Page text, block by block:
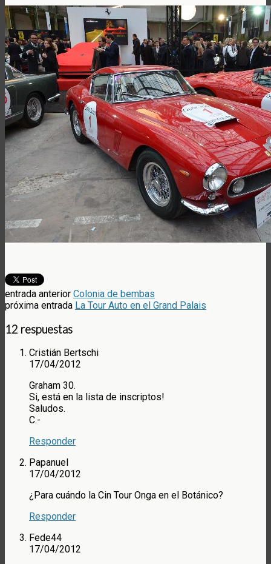
entrada anterior Colonia de bembas
próxima entrada La Tour Auto en el Grand Palais
12 respuestas
Cristián Bertschi
17/04/2012
Graham 30.
Si, está en la lista de inscriptos!
Saludos.
C.-
Responder
Papanuel
17/04/2012
¿Para cuándo la Cin Tour Onga en el Botánico?
Responder
Fede44
17/04/2012